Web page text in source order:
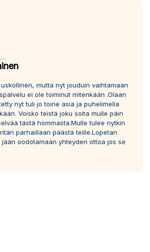
mutta nyt jouduin vaihtamaan
ei ole toiminut mitenkään .Olaan
nyt tuli jo toine asia ja puhelimella
Voisko teistä joku soita mulle päin
tästä hommasta.Mulle tulee nytkin
parhaillaan päästä teille.Lopetan
oodotamaan yhteyden ottoa jos se